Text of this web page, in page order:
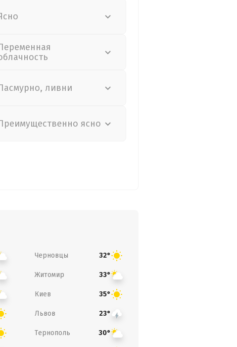
ливни
ясно
Черновцы 32°
Житомир 33°
Киев 35°
Львов 23°
Тернополь 30°